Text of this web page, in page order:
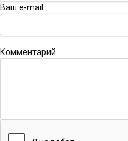
Ваш e-mail
Комментарий